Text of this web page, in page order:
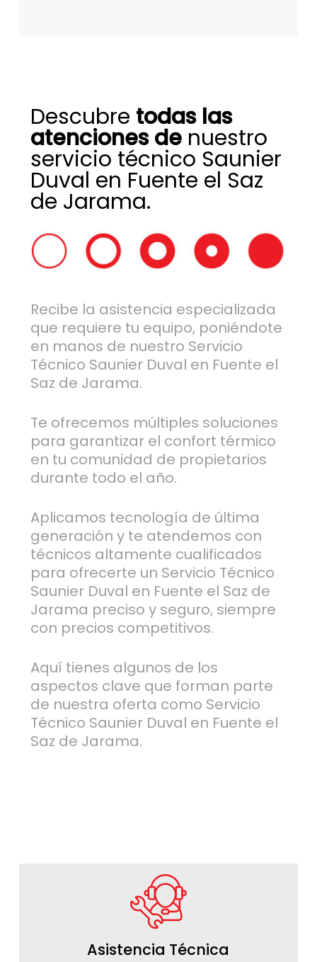
Descubre todas las
atenciones denuestro
servicio técnico Saunier
Duval en Fuente el Saz
de Jarama.
Recibe la asistencia especializada
que requiere tu equipo, poniéndote
en manos de nuestro Servicio
Técnico Saunier Duval en Fuente el
Saz de Jarama.
Te ofrecemos múltiples soluciones
para garantizar el confort térmico
en tu comunidad de propietarios
durante todo el año.
Aplicamos tecnología de última
generación y te atendemos con
técnicos altamente cualificados
para ofrecerte un Servicio Técnico
Saunier Duval en Fuente el Saz de
Jarama preciso y seguro, siempre
con precios competitivos.
Aquí tienes algunos de los
aspectos clave que forman parte
de nuestra oferta como Servicio
Técnico Saunier Duval en Fuente el
Saz de Jarama.
Asistencia Técnica